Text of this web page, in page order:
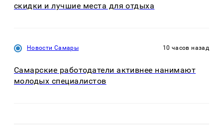
скидки и лучшие места для отдыха
Новости Самары 10 часов назад
Самарские работодатели активнее нанимают
молодых специалистов